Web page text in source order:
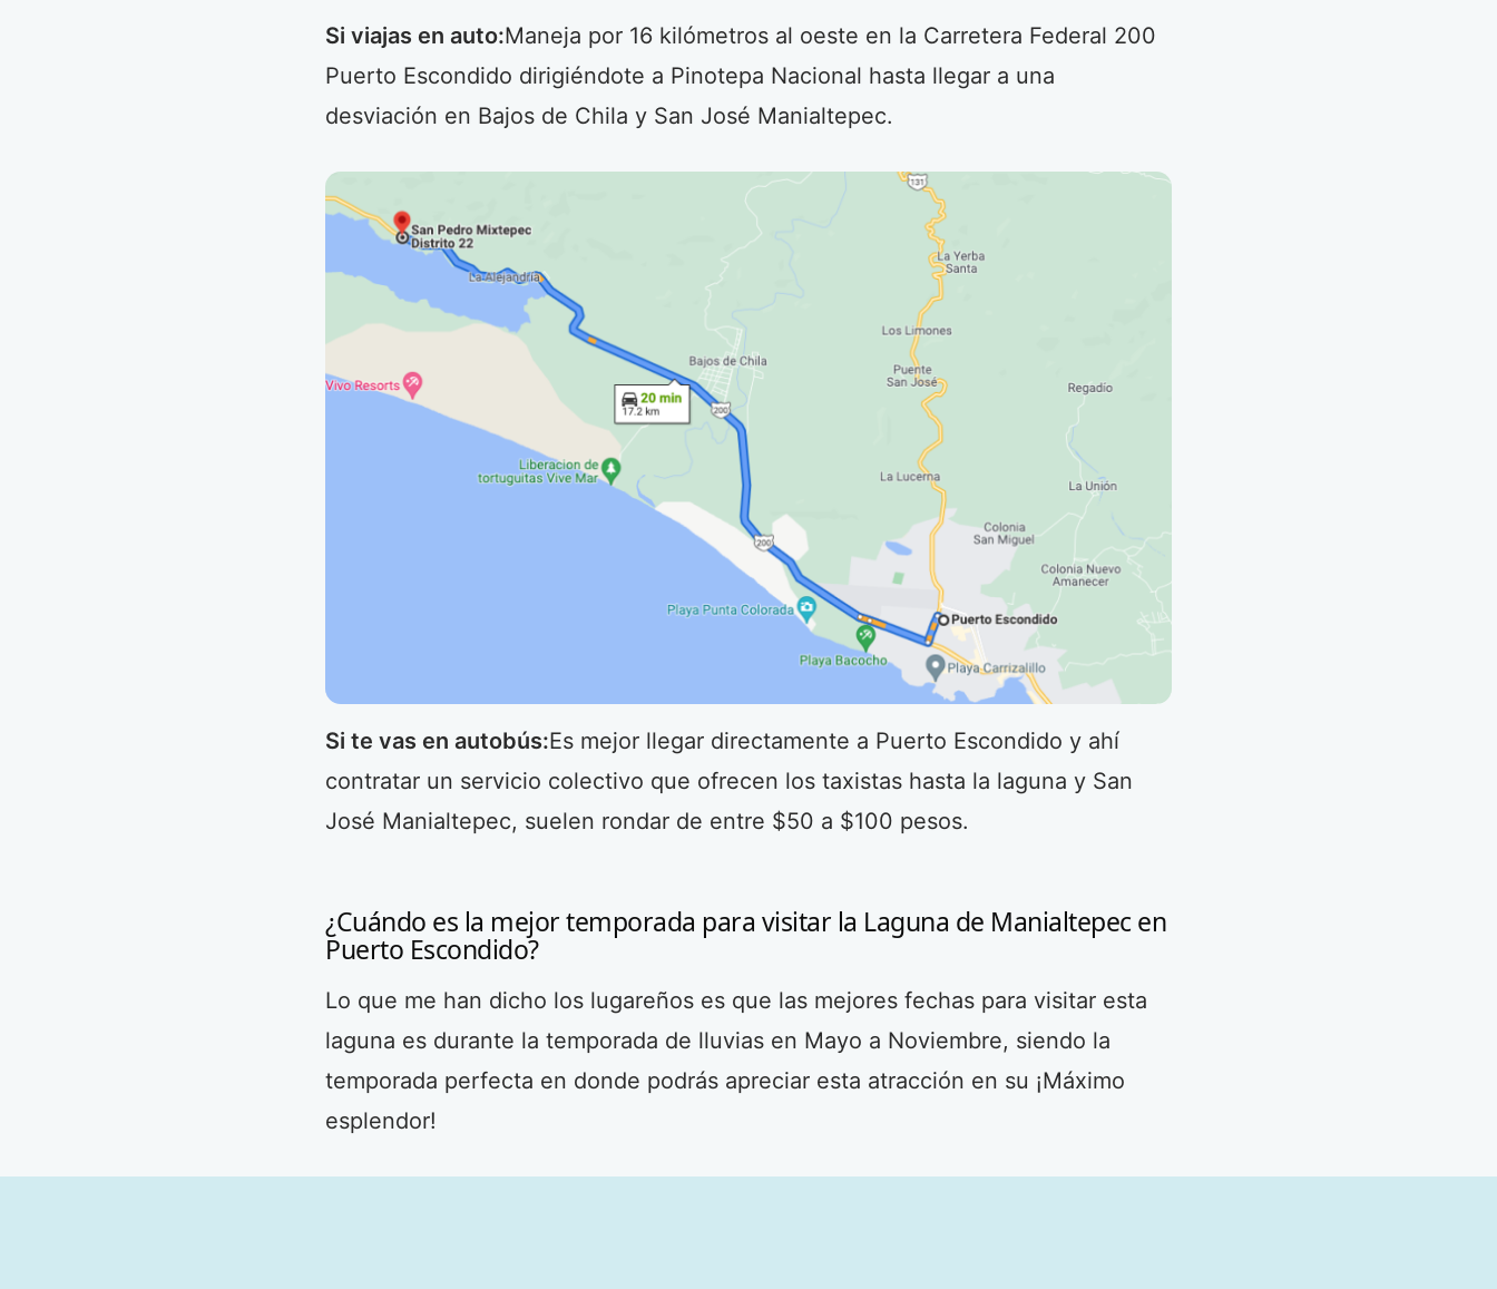
Si viajas en auto:Maneja por 16 kilómetros al oeste en la Carretera Federal 200
Puerto Escondido dirigiéndote a Pinotepa Nacional hasta llegar a una
desviación en Bajos de Chila y San José Manialtepec.
Si te vas en autobús:Es mejor llegar directamente a Puerto Escondido y ahí
contratar un servicio colectivo que ofrecen los taxistas hasta la laguna y San
José Manialtepec, suelen rondar de entre $50 a $100 pesos.
¿Cuándo es la mejor temporada para visitar la Laguna de Manialtepec en
Puerto Escondido?
Lo que me han dicho los lugareños es que las mejores fechas para visitar esta
laguna es durante la temporada de lluvias en Mayo a Noviembre, siendo la
temporada perfecta en donde podrás apreciar esta atracción en su ¡Máximo
esplendor!